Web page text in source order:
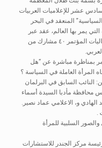
عشر للإعلاميات العربيات
المنعقد في البحر
يمر بها العالم، عقد عبر
تقنيات الاتصال المرئي حيث شارك بفعاليات المؤتمر ٤٠ مشارك من
بمناظرة مباشرة عن “هل
المرأة العاملة في السياسة ؟
النائب السابق في البرلمان
محافظة مأدبا السيدة أسماء
الهادي و، الاعلامي عماد نصير.
السلبية للمرأة
مركز الجندر للاستشارات